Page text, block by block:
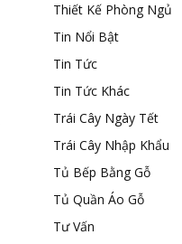
Thiết Kế Phòng Ngủ
Tin Nổi Bật
Tin Tức
Tin Tức Khác
Trái Cây Ngày Tết
Trái Cây Nhập Khẩu
Tủ Bếp Bằng Gỗ
Tủ Quần Áo Gỗ
Tư Vấn